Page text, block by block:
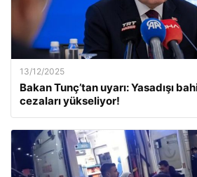
13/12/2025
Bakan Tunç’tan uyarı: Yasadışı
cezaları yükseliyor!